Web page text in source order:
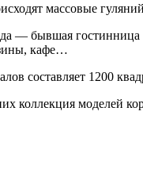
массовые
— бывшая
кафе…
составляет 1200
коллекция моделей